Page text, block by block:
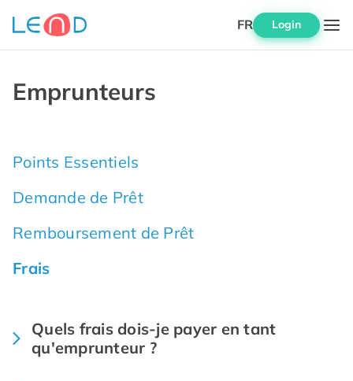
FR Login
Emprunteurs
Points Essentiels
Demande de Prêt
Remboursement de Prêt
Frais
Quels frais dois-je payer en tant
qu'emprunteur ?